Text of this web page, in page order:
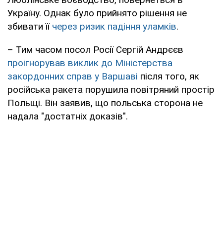
Україну. Однак було прийнято рішення не
збивати її через ризик падіння уламків.
– Тим часом посол Росії Сергій Андрєєв
проігнорував виклик до Міністерства
закордонних справ у Варшаві після того, як
російська ракета порушила повітряний простір
Польщі. Він заявив, що польська сторона не
надала "достатніх доказів".